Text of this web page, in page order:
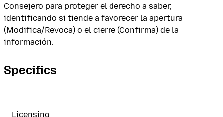
Consejero para proteger el derecho a saber,
identificando si tiende a favorecer la apertura
(Modifica/Revoca) o el cierre (Confirma) de la
información.
Specifics
Licensing